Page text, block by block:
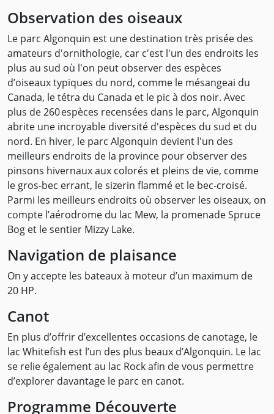
Observation des oiseaux
Le parc Algonquin est une destination très prisée des
amateurs d'ornithologie, car c'est l'un des endroits les
plus au sud où l'on peut observer des espèces
d’oiseaux typiques du nord, comme le mésangeai du
Canada, le tétra du Canada et le pic à dos noir. Avec
plus de 260 espèces recensées dans le parc, Algonquin
abrite une incroyable diversité d'espèces du sud et du
nord. En hiver, le parc Algonquin devient l'un des
meilleurs endroits de la province pour observer des
pinsons hivernaux aux colorés et pleins de vie, comme
le gros-bec errant, le sizerin flammé et le bec-croisé.
Parmi les meilleurs endroits où observer les oiseaux, on
compte l’aérodrome du lac Mew, la promenade Spruce
Bog et le sentier Mizzy Lake.
Navigation de plaisance
On y accepte les bateaux à moteur d’un maximum de
20 HP.
Canot
En plus d’offrir d’excellentes occasions de canotage, le
lac Whitefish est l’un des plus beaux d’Algonquin. Le lac
se relie également au lac Rock afin de vous permettre
d’explorer davantage le parc en canot.
Programme Découverte